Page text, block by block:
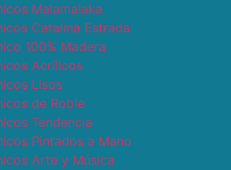
Malamalaka
Catalina Estrada
100% Madera
Acrílicos
Lisos
de Roble
Tendencia
Pintados a Mano
Arte y Música